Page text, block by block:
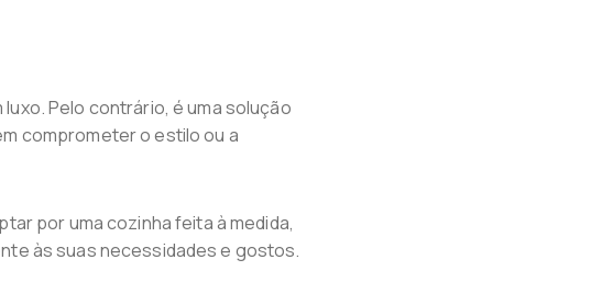
Pelo contrário, é uma solução
comprometer o estilo ou a
por uma cozinha feita à medida,
às suas necessidades e gostos.